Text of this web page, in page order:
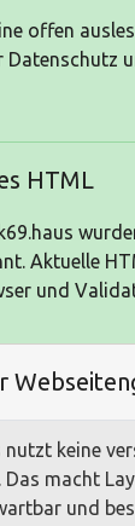
offen
HTML
Aktuelle
und
nutzt keine
Das macht
und